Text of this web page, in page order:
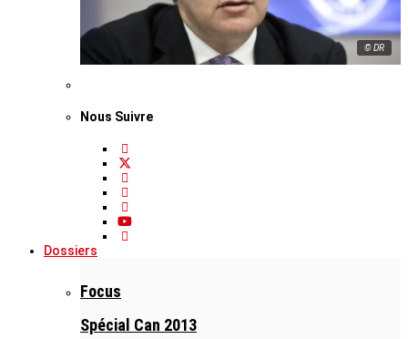
© DR
Nous Suivre
Dossiers
Focus
Spécial Can 2013